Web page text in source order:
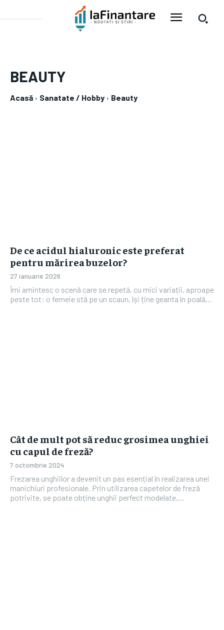
BEAUTY
Acasă Sanatate / Hobby Beauty
De ce acidul hialuronic este preferat
pentru mărirea buzelor?
27 ianuarie 2026
Îmi amintesc o scenă care se repetă, cu mici variații, aproape
peste tot: o femeie stă pe un scaun, își ține geanta în poală...
Cât de mult pot să reduc grosimea unghiei
cu capul de freză?
7 octombrie 2024
Frezarea unghiilor a devenit un pas esențial în realizarea unei
manichiuri profesionale. Prin utilizarea capetelor de freză
potrivite, se poate obține unghii perfect modelate,...